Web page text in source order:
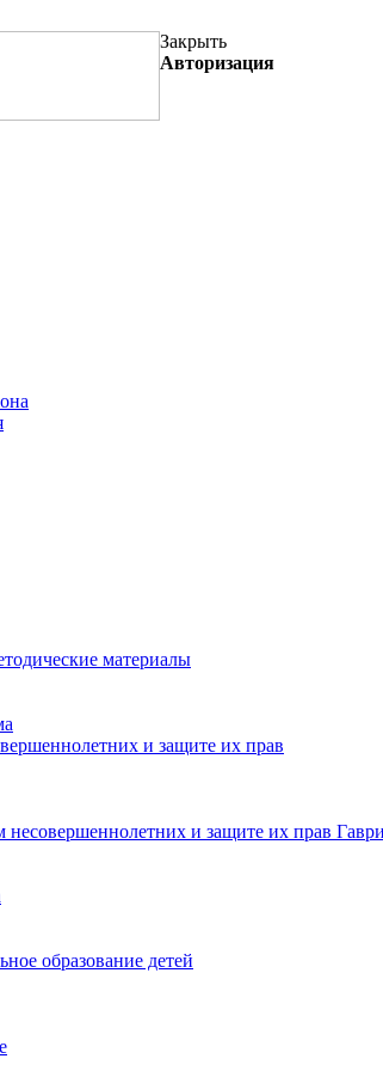
Закрыть
Авторизация
материалы
и защите их прав
несовершеннолетних и защите их прав
образование детей